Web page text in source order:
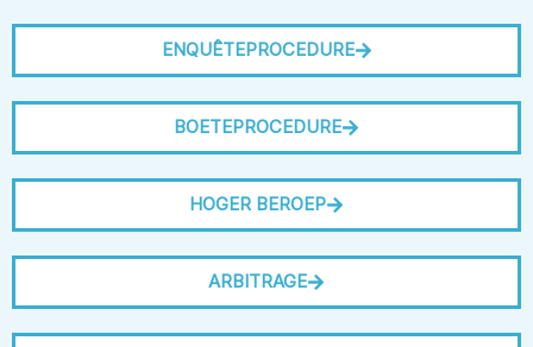
ENQUÊTEPROCEDURE
BOETEPROCEDURE
HOGER BEROEP
ARBITRAGE